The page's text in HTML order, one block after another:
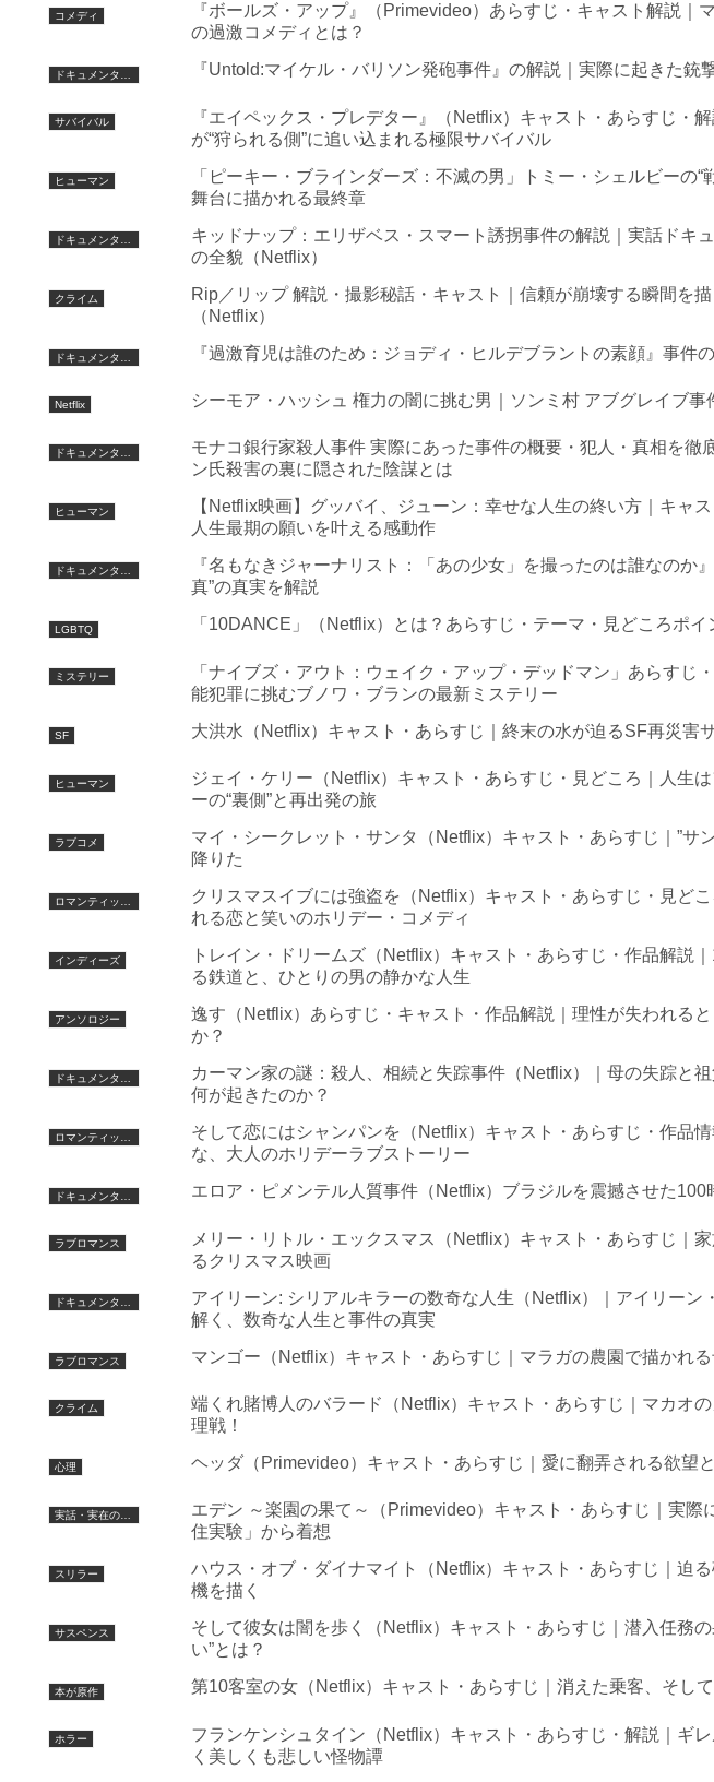
コメディ
『ボールズ・アップ』（Primevideo）あらすじ・キャスト解説｜
の過激コメディとは？
『Untold:マイケル・バリソン発砲事件』の解説｜実際に起きた銃
サバイバル
『エイペックス・プレデター』（Netflix）キャスト・あらすじ・
が“狩られる側”に追い込まれる極限サバイバル
ヒューマン
「ピーキー・ブラインダーズ：不滅の男」トミー・シェルビーの
舞台に描かれる最終章
キッドナップ：エリザベス・スマート誘拐事件の解説｜実話ドキ
の全貌（Netflix）
クライム
Rip／リップ 解説・撮影秘話・キャスト｜信頼が崩壊する瞬間を
（Netflix）
『過激育児は誰のため：ジョディ・ヒルデブラントの素顔』事件
Netflix シーモア・ハッシュ 権力の闇に挑む男｜ソンミ村 アブグレイブ事
モナコ銀行家殺人事件 実際にあった事件の概要・犯人・真相を徹
ン氏殺害の裏に隠された陰謀とは
ヒューマン
【Netflix映画】グッバイ、ジューン：幸せな人生の終い方｜キャ
人生最期の願いを叶える感動作
『名もなきジャーナリスト：「あの少女」を撮ったのは誰なのか
真”の真実を解説
LGBTQ 「10DANCE」（Netflix）とは？あらすじ・テーマ・見どころポイ
ミステリー
「ナイブズ・アウト：ウェイク・アップ・デッドマン」あらすじ
能犯罪に挑むブノワ・ブランの最新ミステリー
SF 大洪水（Netflix）キャスト・あらすじ｜終末の水が迫るSF再災害
ヒューマン
ジェイ・ケリー（Netflix）キャスト・あらすじ・見どころ｜人生
ーの“裏側”と再出発の旅
ラブコメ
マイ・シークレット・サンタ（Netflix）キャスト・あらすじ｜”サ
降りた
クリスマスイブには強盗を（Netflix）キャスト・あらすじ・見ど
れる恋と笑いのホリデー・コメディ
インディーズ
トレイン・ドリームズ（Netflix）キャスト・あらすじ・作品解説
る鉄道と、ひとりの男の静かな人生
アンソロジー
逸す（Netflix）あらすじ・キャスト・作品解説｜理性が失われる
か？
カーマン家の謎：殺人、相続と失踪事件（Netflix）｜母の失踪と
何が起きたのか？
そして恋にはシャンパンを（Netflix）キャスト・あらすじ・作品
な、大人のホリデーラブストーリー
エロア・ピメンテル人質事件（Netflix）ブラジルを震撼させた100
ラブロマンス
メリー・リトル・エックスマス（Netflix）キャスト・あらすじ｜
るクリスマス映画
アイリーン: シリアルキラーの数奇な人生（Netflix）｜アイリーン
解く、数奇な人生と事件の真実
ラブロマンス マンゴー（Netflix）キャスト・あらすじ｜マラガの農園で描かれ
クライム
端くれ賭博人のバラード（Netflix）キャスト・あらすじ｜マカオ
理戦！
心理 ヘッダ（Primevideo）キャスト・あらすじ｜愛に翻弄される欲望
エデン ～楽園の果て～（Primevideo）キャスト・あらすじ｜実際
住実験」から着想
スリラー
ハウス・オブ・ダイナマイト（Netflix）キャスト・あらすじ｜迫
機を描く
サスペンス
そして彼女は闇を歩く（Netflix）キャスト・あらすじ｜潜入任務
い”とは？
本が原作 第10客室の女（Netflix）キャスト・あらすじ｜消えた乗客、そし
ホラー
フランケンシュタイン（Netflix）キャスト・あらすじ・解説｜ギ
く美しくも悲しい怪物譚